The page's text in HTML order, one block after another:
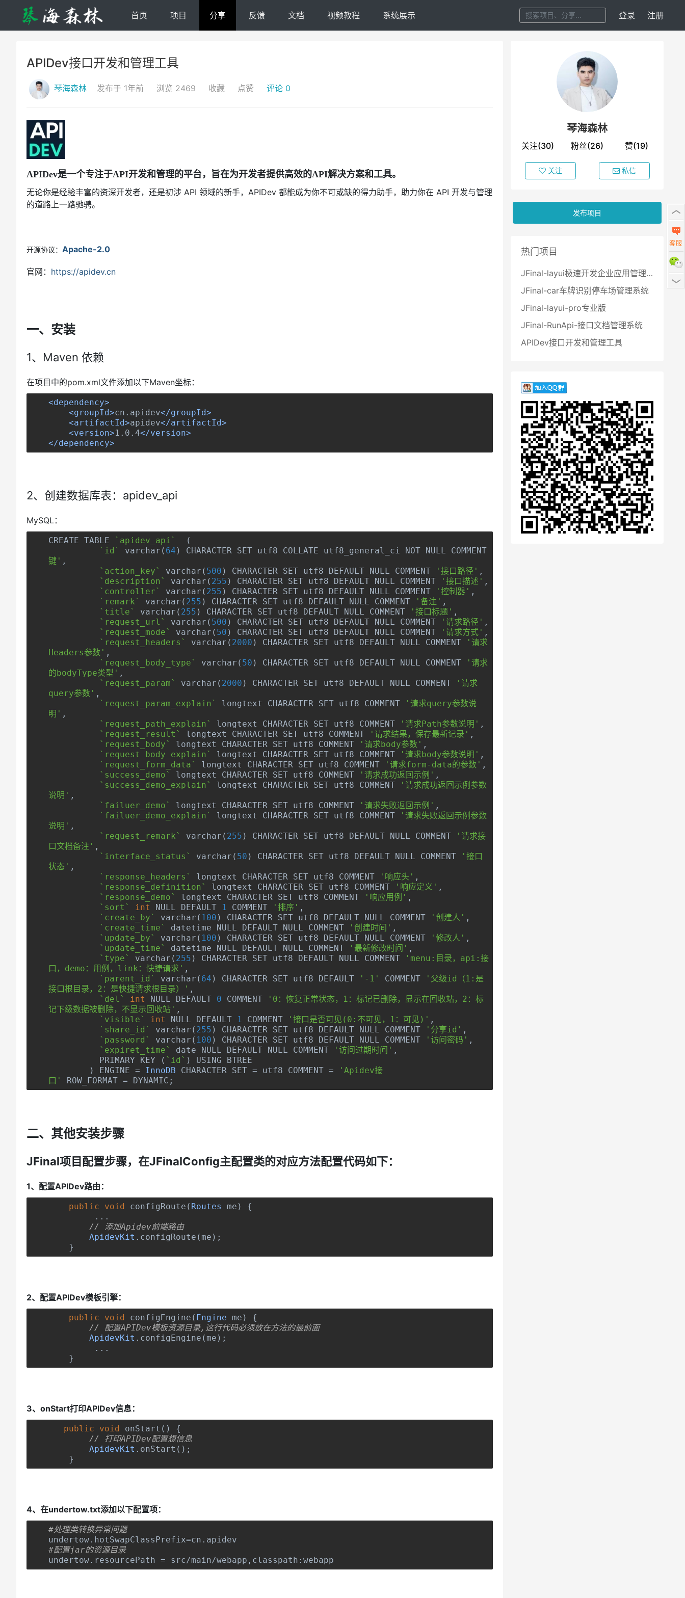
首页 项目 分享 反馈 文档 视频教程 系统展示 登录 注册
APIDev接口开发和管理工具
琴海森林 发布于 1年前 浏览 2469 收藏 点赞 评论 0
APIDev是一个专注于API开发和管理的平台，旨在为开发者提供高效的API解决方案和工具。
无论你是经验丰富的资深开发者，还是初涉 API 领域的新手，APIDev 都能成为你不可或缺的得力助手，助力你在 API 开发与管理
的道路上一路驰骋。
开源协议： Apache-2.0
官网： https://apidev.cn
一、安装
1、Maven 依赖
在项目中的pom.xml文件添加以下Maven坐标：
<dependency>
<groupId>cn.apidev</groupId>
<artifactId>apidev</artifactId>
<version>1.0.4</version>
</dependency>
2、创建数据库表：apidev_api
MySQL：
CREATE TABLE `apidev_api`
(
`id`
varchar ( 64 ) CHARACTER SET utf8 COLLATE utf8_general_ci NOT NULL COMMENT
键' ,
`action_key`
varchar ( 500 ) CHARACTER SET utf8 DEFAULT NULL COMMENT '接口路径' ,
`description`
varchar ( 255 ) CHARACTER SET utf8 DEFAULT NULL COMMENT '接口描述' ,
`controller`
varchar ( 255 ) CHARACTER SET utf8 DEFAULT NULL COMMENT '控制器' ,
`remark`
varchar ( 255 ) CHARACTER SET utf8 DEFAULT NULL COMMENT '备注' ,
`title`
varchar ( 255 ) CHARACTER SET utf8 DEFAULT NULL COMMENT '接口标题' ,
`request_url`
varchar ( 500 ) CHARACTER SET utf8 DEFAULT NULL COMMENT '请求路径' ,
`request_mode`
varchar ( 50 ) CHARACTER SET utf8 DEFAULT NULL COMMENT '请求方式' ,
`request_headers`
varchar ( 2000 ) CHARACTER SET utf8 DEFAULT NULL COMMENT
'请求
Headers参数' ,
`request_body_type`
varchar ( 50 ) CHARACTER SET utf8 DEFAULT NULL COMMENT
'请求
的bodyType类型' ,
`request_param`
varchar ( 2000 ) CHARACTER SET utf8 DEFAULT NULL COMMENT
'请求
query参数' ,
`request_param_explain`
longtext CHARACTER SET utf8 COMMENT
'请求query参数说
明' ,
`request_path_explain`
longtext CHARACTER SET utf8 COMMENT '请求Path参数说明' ,
`request_result`
longtext CHARACTER SET utf8 COMMENT '请求结果，保存最新记录' ,
`request_body`
longtext CHARACTER SET utf8 COMMENT '请求body参数' ,
`request_body_explain`
longtext CHARACTER SET utf8 COMMENT '请求body参数说明' ,
`request_form_data`
longtext CHARACTER SET utf8 COMMENT '请求form-data的参数' ,
`success_demo`
longtext CHARACTER SET utf8 COMMENT '请求成功返回示例' ,
`success_demo_explain`
longtext CHARACTER SET utf8 COMMENT
'请求成功返回示例参数
说明' ,
`failuer_demo`
longtext CHARACTER SET utf8 COMMENT '请求失败返回示例' ,
`failuer_demo_explain`
longtext CHARACTER SET utf8 COMMENT
'请求失败返回示例参数
说明' ,
`request_remark`
varchar ( 255 ) CHARACTER SET utf8 DEFAULT NULL COMMENT
'请求接
口文档备注' ,
`interface_status`
varchar ( 50 ) CHARACTER SET utf8 DEFAULT NULL COMMENT
'接口
状态' ,
`response_headers`
longtext CHARACTER SET utf8 COMMENT '响应头' ,
`response_definition`
longtext CHARACTER SET utf8 COMMENT '响应定义' ,
`response_demo`
longtext CHARACTER SET utf8 COMMENT '响应用例' ,
`sort`
int NULL DEFAULT 1 COMMENT '排序' ,
`create_by`
varchar ( 100 ) CHARACTER SET utf8 DEFAULT NULL COMMENT '创建人' ,
`create_time`
datetime NULL DEFAULT NULL COMMENT '创建时间' ,
`update_by`
varchar ( 100 ) CHARACTER SET utf8 DEFAULT NULL COMMENT '修改人' ,
`update_time`
datetime NULL DEFAULT NULL COMMENT '最新修改时间' ,
`type`
varchar ( 255 ) CHARACTER SET utf8 DEFAULT NULL COMMENT
'menu:目录，api:接
口，demo：用例，link：快捷请求' ,
`parent_id`
varchar ( 64 ) CHARACTER SET utf8 DEFAULT '-1' COMMENT
'父级id（1:是
接口根目录，2：是快捷请求根目录）' ,
`del`
int NULL DEFAULT 0 COMMENT
'0：恢复正常状态，1：标记已删除，显示在回收站，2：标
记下级数据被删除，不显示回收站' ,
`visible`
int NULL DEFAULT 1 COMMENT '接口是否可见(0:不可见，1：可见)' ,
`share_id`
varchar ( 255 ) CHARACTER SET utf8 DEFAULT NULL COMMENT '分享id' ,
`password`
varchar ( 100 ) CHARACTER SET utf8 DEFAULT NULL COMMENT '访问密码' ,
`expiret_time`
date NULL DEFAULT NULL COMMENT '访问过期时间' ,
	  PRIMARY KEY
( `id` )
USING BTREE
)
ENGINE = InnoDB CHARACTER SET = utf8 COMMENT =
'Apidev接
口'
ROW_FORMAT = DYNAMIC ;
二、其他安装步骤
JFinal项目配置步骤，在JFinalConfig主配置类的对应方法配置代码如下：
1、配置APIDev路由：
public void configRoute ( Routes me )
{
...
// 添加Apidev前端路由
ApidevKit . configRoute ( me );
}
2、配置APIDev模板引擎：
public void configEngine ( Engine me )
{
// 配置APIDev模板资源目录,这行代码必须放在方法的最前面
ApidevKit . configEngine ( me );
...
}
3、onStart打印APIDev信息：
public void onStart ()
{
// 打印APIDev配置想信息
ApidevKit . onStart ();
}
4、在undertow.txt添加以下配置项：
#处理类转换异常问题
undertow. hotSwapClassPrefix=cn . apidev
#配置jar的资源目录
undertow. resourcePath = src/main/webapp , classpath : webapp
琴海森林
关注(30) 粉丝(26) 赞(19)
关注 私信
发布项目
热门项目
JFinal-layui极速开发企业应用管理系统
JFinal-car车牌识别停车场管理系统
JFinal-layui-pro专业版
JFinal-RunApi-接口文档管理系统
APIDev接口开发和管理工具
客服
扫描